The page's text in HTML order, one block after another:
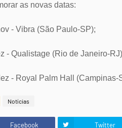
as novas datas:
- Vibra (São Paulo-SP);
- Qualistage (Rio de Janeiro-
- Royal Palm Hall (Campinas-
Notícias
Facebook Twitter